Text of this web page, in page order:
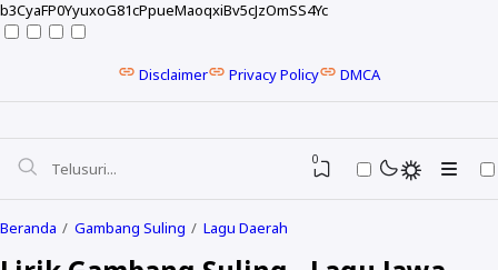
b3CyaFP0YyuxoG81cPpueMaoqxiBv5cJzOmSS4Yc
Disclaimer Privacy Policy DMCA
0
Beranda Gambang Suling Lagu Daerah